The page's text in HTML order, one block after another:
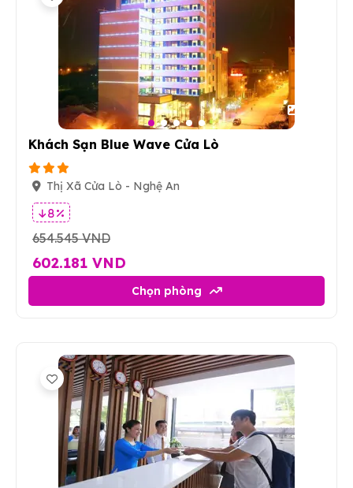
Khách Sạn Blue Wave Cửa Lò
Thị Xã Cửa Lò - Nghệ An
8 %
654.545 VND
602.181 VND
Chọn phòng